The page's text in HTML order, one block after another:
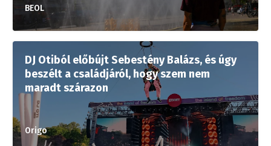
BEOL
DJ Otiból előbújt Sebestény Balázs, és úgy
beszélt a családjáról, hogy szem nem
maradt szárazon
Origo